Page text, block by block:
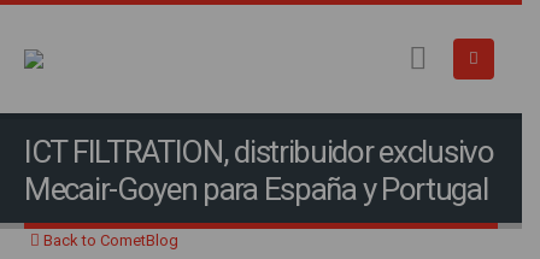
ICT FILTRATION, distribuidor exclusivo
Mecair-Goyen para España y Portugal
Back to CometBlog